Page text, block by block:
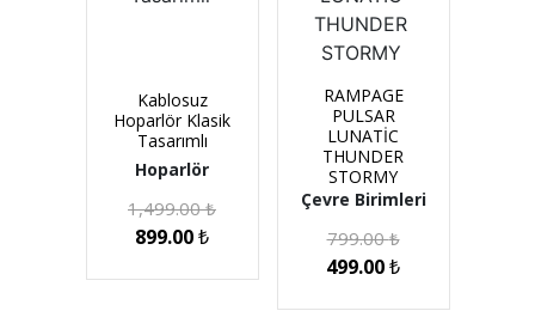
Kablosuz
Hoparlör Klasik
Tasarımlı
Hoparlör
1,499.00₺
899.00₺
RAMPAGE
PULSAR
LUNATİC
THUNDER
STORMY
Çevre Birimleri
799.00₺
499.00₺